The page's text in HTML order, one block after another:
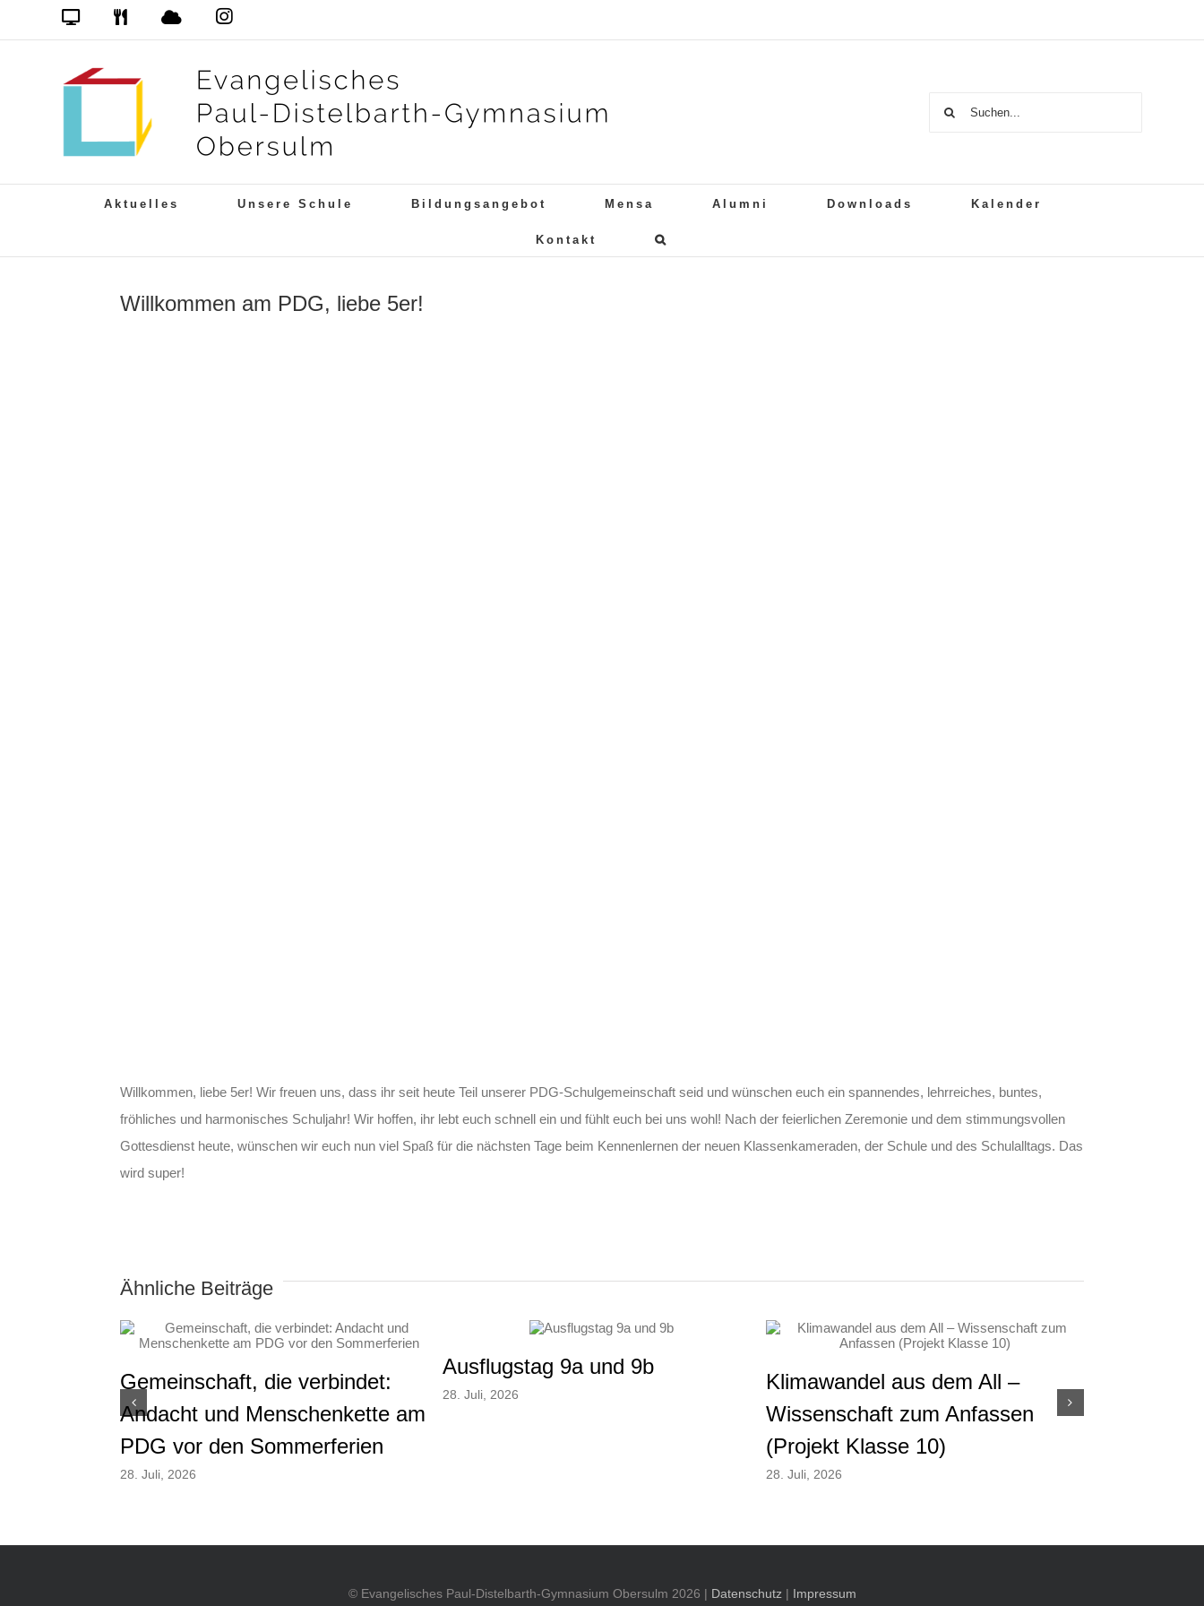
Inhalt
Mensa PDG
Das
Instagram
Suche
Aktuelles Unsere Schule Bildungsangebot Mensa Alumni Downloads Kalender
Kontakt
Willkommen am PDG, liebe 5er!
Willkommen, liebe 5er! Wir freuen uns, dass ihr seit heute Teil unserer PDG-Schulgemeinschaft seid und wünschen euch ein spannendes, lehrreiches, buntes,
fröhliches und harmonisches Schuljahr! Wir hoffen, ihr lebt euch schnell ein und fühlt euch bei uns wohl! Nach der feierlichen Zeremonie und dem stimmungsvollen
Gottesdienst heute, wünschen wir euch nun viel Spaß für die nächsten Tage beim Kennenlernen der neuen Klassenkameraden, der Schule und des Schulalltags. Das
wird super!
Ähnliche Beiträge
Gemeinschaft, die verbindet:
Andacht und Menschenkette am
PDG vor den Sommerferien
28. Juli, 2026
Ausflugstag 9a und 9b
28. Juli, 2026
Klimawandel aus dem All –
Wissenschaft zum Anfassen
(Projekt Klasse 10)
28. Juli, 2026
© Evangelisches Paul-Distelbarth-Gymnasium Obersulm 2026 | Datenschutz | Impressum